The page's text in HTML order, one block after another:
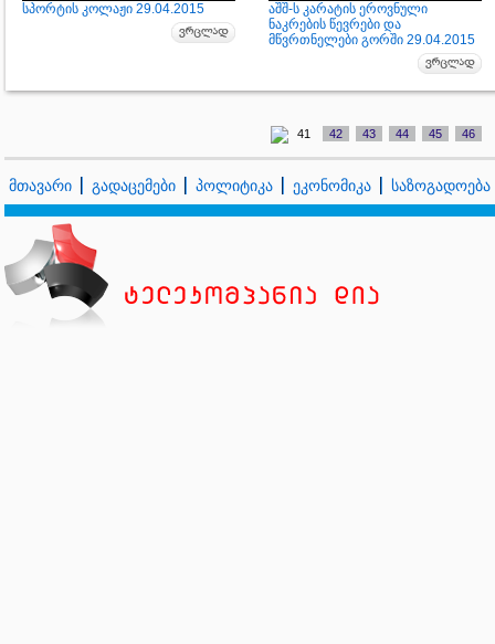
სპორტის კოლაჟი 29.04.2015
აშშ-ს კარატის ეროვნული
ნაკრების წევრები და
მწვრთნელები გორში 29.04.2015
41 42 43 44 45 46
მთავარი გადაცემები პოლიტიკა ეკონომიკა საზოგადოება